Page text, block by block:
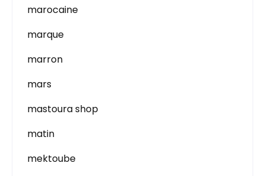
marocaine
marque
marron
mars
mastoura shop
matin
mektoube